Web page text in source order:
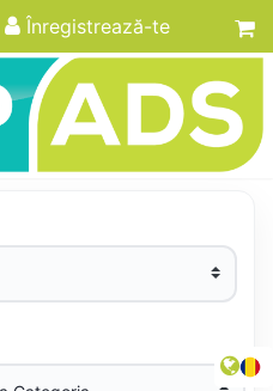
Înregistrează-te